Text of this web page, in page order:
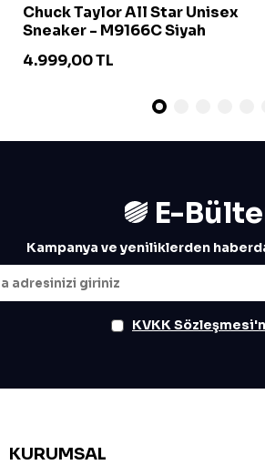
Chuck Taylor All Star Unisex
Sneaker - M9166C Siyah
4.999,00TL
E-
Kampanya ve yeniliklerden
KVKK
KURUMSAL